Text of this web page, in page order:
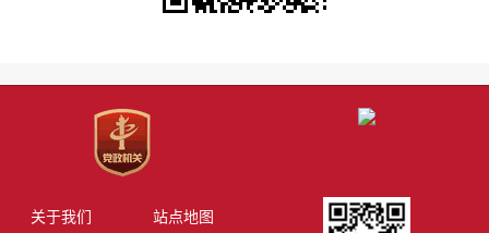
关于我们 站点地图